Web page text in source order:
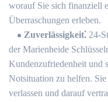
worauf Sie sich finanziell
Überraschungen erleben.​
Zuverlässigkeit⁚ 24-
der Marienheide
Kundenzufriedenheit und
Notsituation zu helfen.​
verlassen und darauf